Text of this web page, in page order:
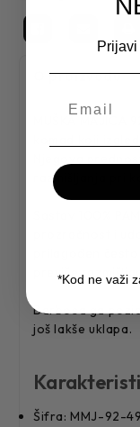
O proizvodu
razmišljanja pri
prozračnost i
previše
Barbosa ga
još lakše uklapa.
Šifra: MMJ-92-49
*Kod ne važi